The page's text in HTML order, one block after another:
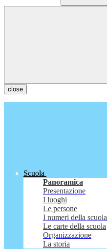
close
Scuola
Panoramica
Presentazione
I luoghi
Le persone
I numeri della scuola
Le carte della scuola
Organizzazione
La storia